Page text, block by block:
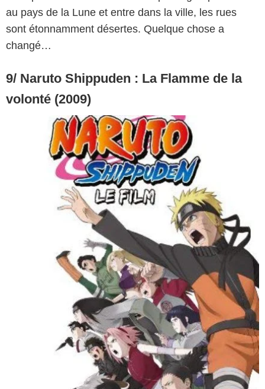
au pays de la Lune et entre dans la ville, les rues
sont étonnamment désertes. Quelque chose a
changé…
9/ Naruto Shippuden : La Flamme de la
volonté (2009)